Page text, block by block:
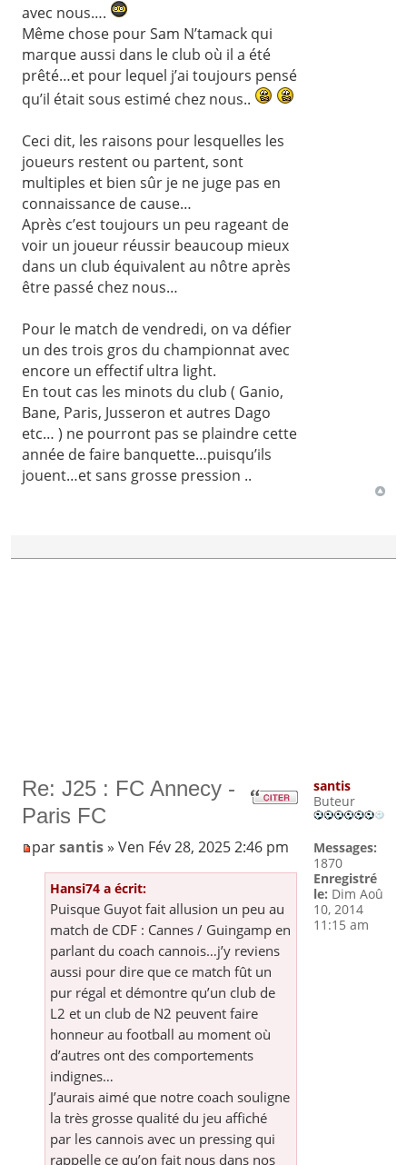
avec nous….
Même chose pour Sam N’tamack qui
marque aussi dans le club où il a été
prêté…et pour lequel j’ai toujours pensé
qu’il était sous estimé chez nous..
Ceci dit, les raisons pour lesquelles les
joueurs restent ou partent, sont
multiples et bien sûr je ne juge pas en
connaissance de cause…
Après c’est toujours un peu rageant de
voir un joueur réussir beaucoup mieux
dans un club équivalent au nôtre après
être passé chez nous…
Pour le match de vendredi, on va défier
un des trois gros du championnat avec
encore un effectif ultra light.
En tout cas les minots du club ( Ganio,
Bane, Paris, Jusseron et autres Dago
etc… ) ne pourront pas se plaindre cette
année de faire banquette…puisqu’ils
jouent…et sans grosse pression ..
Re: J25 : FC Annecy -
Paris FC
parsantis» Ven Fév 28, 2025 2:46 pm
Hansi74 a écrit:
Puisque Guyot fait allusion un peu au
match de CDF : Cannes / Guingamp en
parlant du coach cannois…j’y reviens
aussi pour dire que ce match fût un
pur régal et démontre qu’un club de
L2 et un club de N2 peuvent faire
honneur au football au moment où
d’autres ont des comportements
indignes…
J’aurais aimé que notre coach souligne
la très grosse qualité du jeu affiché
par les cannois avec un pressing qui
rappelle ce qu’on fait nous dans nos
santis
Buteur
Messages:
1870
Enregistré
le: Dim Aoû
10, 2014
11:15 am